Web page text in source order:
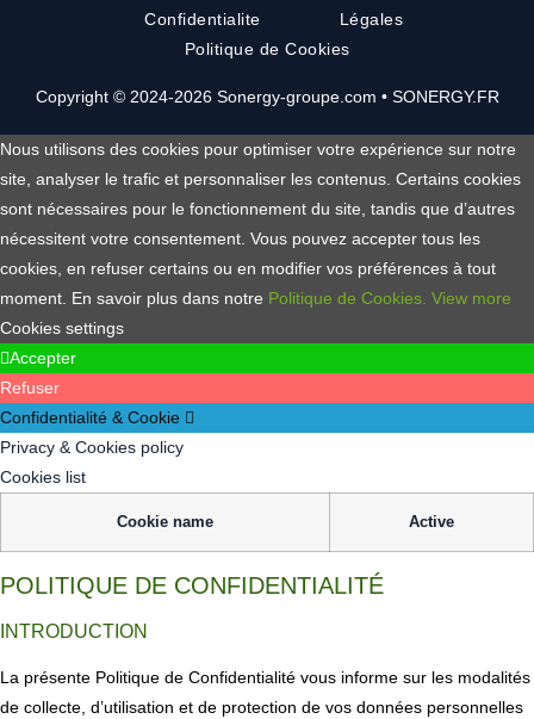
Copyright © 2024-2026 Sonergy-groupe.com • SONERGY.FR
Confidentialite
Légales
Politique de Cookies
Nous utilisons des cookies pour optimiser votre expérience sur notre
site, analyser le trafic et personnaliser les contenus. Certains cookies
sont nécessaires pour le fonctionnement du site, tandis que d’autres
nécessitent votre consentement. Vous pouvez accepter tous les
cookies, en refuser certains ou en modifier vos préférences à tout
moment. En savoir plus dans notre Politique de Cookies. View more
Cookies settings
Accepter
Refuser
Confidentialité & Cookie
Privacy & Cookies policy
Cookies list
Cookie name Active
POLITIQUE DE CONFIDENTIALITÉ
INTRODUCTION
La présente Politique de Confidentialité vous informe sur les modalités
de collecte, d’utilisation et de protection de vos données personnelles